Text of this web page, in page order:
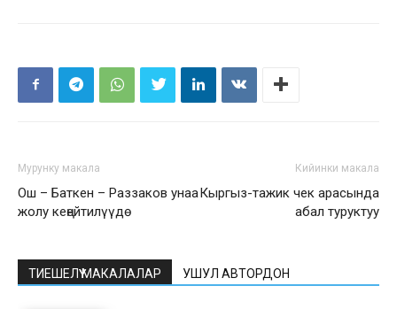
Мурунку макала
Ош – Баткен – Раззаков унаа
жолу кеңейтилүүдө
Кийинки макала
Кыргыз-тажик чек арасында
абал туруктуу
ТИЕШЕЛҮҮ МАКАЛАЛАР УШУЛ АВТОРДОН